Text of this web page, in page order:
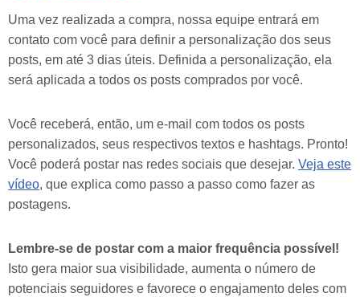
Uma vez realizada a compra, nossa equipe entrará em
contato com você para definir a personalização dos seus
posts, em até 3 dias úteis. Definida a personalização, ela
será aplicada a todos os posts comprados por você.
Você receberá, então, um e-mail com todos os posts
personalizados, seus respectivos textos e hashtags. Pronto!
Você poderá postar nas redes sociais que desejar. Veja este
vídeo, que explica como passo a passo como fazer as
postagens.
Lembre-se de postar com a maior frequência possível!
Isto gera maior sua visibilidade, aumenta o número de
potenciais seguidores e favorece o engajamento deles com